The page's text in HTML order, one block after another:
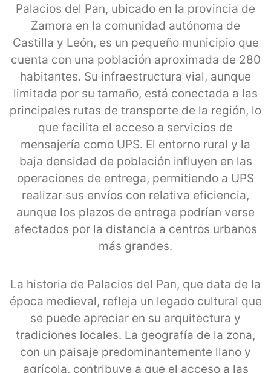
Palacios del Pan, ubicado en la provincia de
Zamora en la comunidad autónoma de
Castilla y León, es un pequeño municipio que
cuenta con una población aproximada de 280
habitantes. Su infraestructura vial, aunque
limitada por su tamaño, está conectada a las
principales rutas de transporte de la región, lo
que facilita el acceso a servicios de
mensajería como UPS. El entorno rural y la
baja densidad de población influyen en las
operaciones de entrega, permitiendo a UPS
realizar sus envíos con relativa eficiencia,
aunque los plazos de entrega podrían verse
afectados por la distancia a centros urbanos
más grandes.
La historia de Palacios del Pan, que data de la
época medieval, refleja un legado cultural que
se puede apreciar en su arquitectura y
tradiciones locales. La geografía de la zona,
con un paisaje predominantemente llano y
agrícola, contribuye a que el acceso a las